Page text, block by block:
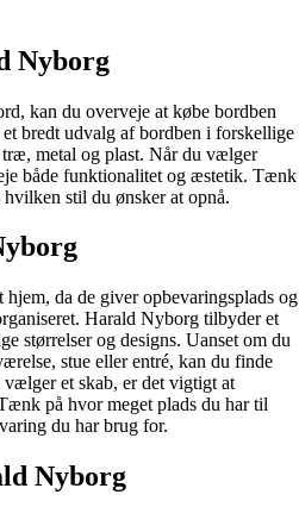
Nyborg
kan du overveje at købe bordben
bredt udvalg af bordben i forskellige
metal og plast. Når du vælger
både funktionalitet og æstetik. Tænk
stil du ønsker at opnå.
da de giver opbevaringsplads og
Harald Nyborg tilbyder et
størrelser og designs. Uanset om du
stue eller entré, kan du finde
et skab, er det vigtigt at
på hvor meget plads du har til
du har brug for.
Nyborg